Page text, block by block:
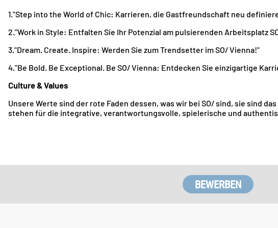
1."Step into the World of Chic: Karrieren, die Gastfreundschaft neu
2."Work in Style: Entfalten Sie Ihr Potenzial am pulsierenden Arbeitsplatz
3."Dream. Create. Inspire: Werden Sie zum Trendsetter im SO/ Vienna!"
4."Be Bold. Be Exceptional. Be SO/ Vienna: Entdecken Sie einzigartige
Culture & Values
Unsere Werte sind der rote Faden dessen, was wir bei SO/ sind, sie sind
stehen für die integrative, verantwortungsvolle, spielerische und